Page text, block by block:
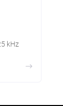
kHz